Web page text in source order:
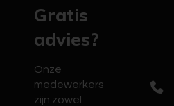
Gratis
advies?
Onze
medewerkers
zijn zowel